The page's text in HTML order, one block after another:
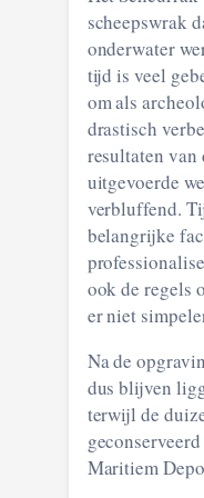
scheepswrak
onderwater
tijd is veel
om als
drastisch
resultaten van
uitgevoerde
verbluffend.
belangrijke
ook de regels
er niet
Na de
dus blijven
terwijl de
Maritiem